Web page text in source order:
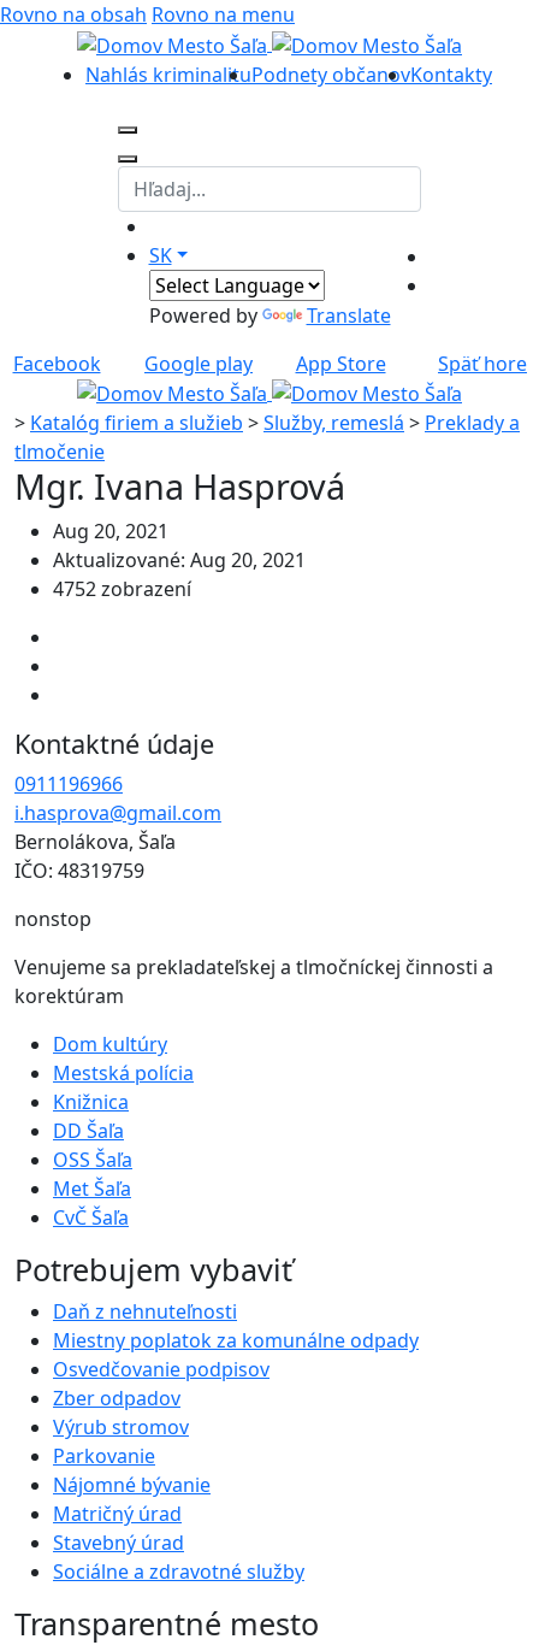
Rovno na obsah Rovno na menu
Nahlás kriminalituPodnety občanovKontakty
SK
Powered by
Translate
Facebook
Google play App Store Späť hore
> Katalóg firiem a služieb >Služby, remeslá > Preklady a
tlmočenie
Mgr. Ivana Hasprová
Aug 20, 2021
Aktualizované: Aug 20, 2021
4752 zobrazení
Kontaktné údaje
0911196966
i.hasprova@gmail.com
Bernolákova, Šaľa
IČO: 48319759
nonstop
Venujeme sa prekladateľskej a tlmočníckej činnosti a
korektúram
Dom kultúry
Mestská polícia
Knižnica
DD Šaľa
OSS Šaľa
Met Šaľa
CvČ Šaľa
Potrebujem vybaviť
Daň z nehnuteľnosti
Miestny poplatok za komunálne odpady
Osvedčovanie podpisov
Zber odpadov
Výrub stromov
Parkovanie
Nájomné bývanie
Matričný úrad
Stavebný úrad
Sociálne a zdravotné služby
Transparentné mesto